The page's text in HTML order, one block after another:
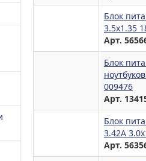
Блок
3.5x1.35
Арт.
Блок
009476
Арт.
Блок
3.42A
Арт.